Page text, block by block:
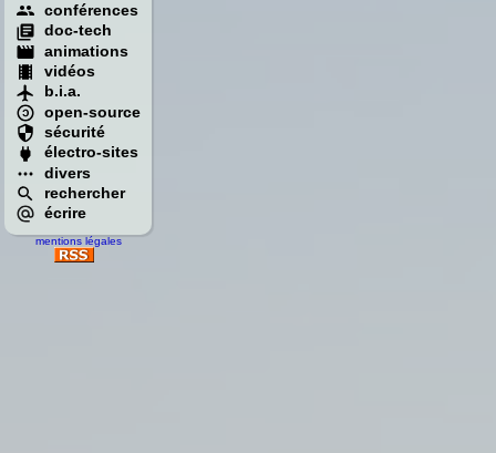
conférences
doc-tech
animations
vidéos
b.i.a.
open-source
sécurité
électro-sites
divers
rechercher
écrire
mentions légales